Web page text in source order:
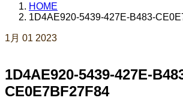
HOME
1D4AE920-5439-427E-B483-
1月 01 2023
1D4AE920-5439-427E-
CE0E7BF27F84